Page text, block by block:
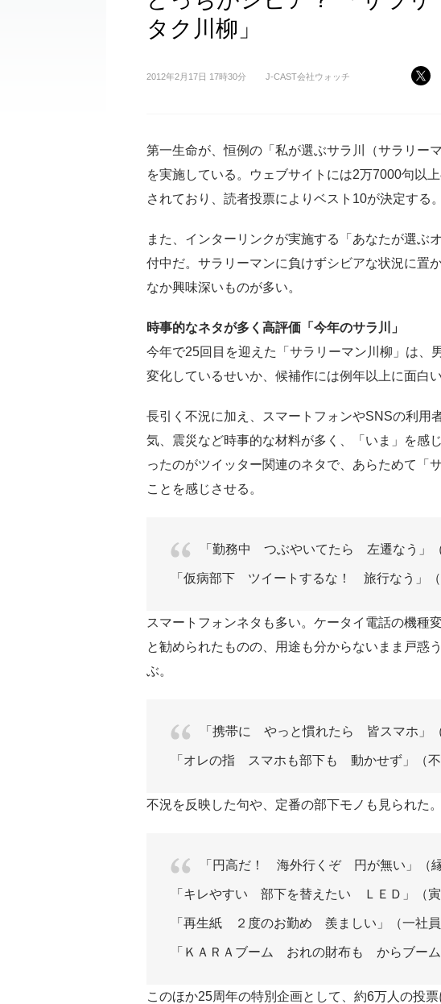
タク川柳」
2012年2月17日 17時30分 J-CAST会社ウォッチ
第一生命が、恒例の「私が選ぶサラ川（サラリー
を実施している。ウェブサイトには2万7000句以
されており、読者投票によりベスト10が決定する。
また、インターリンクが実施する「あなたが選ぶ
付中だ。サラリーマンに負けずシビアな状況に置
なか興味深いものが多い。
時事的なネタが多く高評価「今年のサラ川」
今年で25回目を迎えた「サラリーマン川柳」は、
変化しているせいか、候補作には例年以上に面白
長引く不況に加え、スマートフォンやSNSの利用
気、震災など時事的な材料が多く、「いま」を感
ったのがツイッター関連のネタで、あらためて「
ことを感じさせる。
「勤務中 つぶやいてたら 左遷なう」（
「仮病部下 ツイートするな！ 旅行なう」（
スマートフォンネタも多い。ケータイ電話の機種
と勧められたものの、用途も分からないまま戸惑
ぶ。
「携帯に やっと慣れたら 皆スマホ」（
「オレの指 スマホも部下も 動かせず」（不
不況を反映した句や、定番の部下モノも見られた。
「円高だ！ 海外行くぞ 円が無い」（縁
「キレやすい 部下を替えたい ＬＥＤ」（寅
「再生紙 ２度のお勤め 羨ましい」（一社員
「ＫＡＲＡブーム おれの財布も からブーム
このほか25周年の特別企画として、約6万人の投